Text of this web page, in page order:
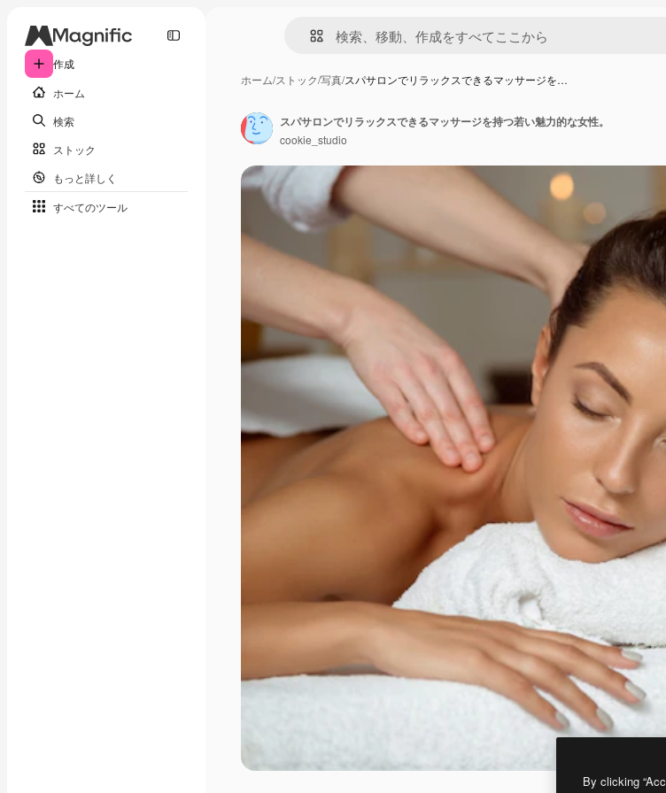
作成
ホーム
検索
ストック
もっと詳しく
すべてのツール
ホーム/ストック/写真/スパサロンでリラックスできるマッサージを…
スパサロンでリラックスできるマッサージを持つ若い魅力的な女性。
cookie_studio
By clicking